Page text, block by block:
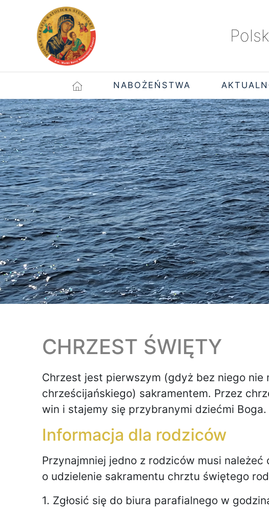
NABOŻEŃSTWA
CHRZEST ŚWIĘTY
Chrzest jest pierwszym (gdyż bez niego
chrześcijańskiego) sakramentem. Przez
win i stajemy się przybranymi dziećmi Boga.
Informacja dla rodziców
Przynajmniej jedno z rodziców musi
o udzielenie sakramentu chrztu świętego
1. Zgłosić się do biura parafialnego w